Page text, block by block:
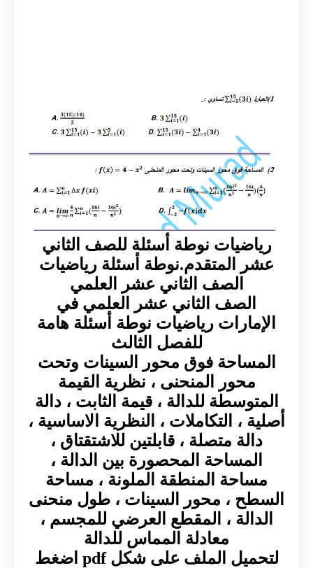
رياضيات نوطة أسئلة للصف الثاني
عشر المتقدم.نوطة أسئلة رياضيات
الصف الثاني عشر العلمي
الصف الثاني عشر العلمي في
الإمارات رياضيات نوطة أسئلة هامة
للفصل الثالث
المساحة فوق محور السينات وتحت
محور المنحنى ، نظرية القيمة
المتوسطة للدالة ، قيمة الثابت ، دالة
أصلية ، التكاملات ، النظرية الاساسية ،
دالة متصلة ، قابلتين للاشتقتاق ،
المساحة المحصورة بين الدالة ،
مساحة المنطقة الملونة ، مساحة
السطح ، محور السينات ، طول منحنى
الدالة ، المقطع العرضي للمجسم ،
معادلة المماس للدالة
لتحميل الملف على شكل pdf اضغط